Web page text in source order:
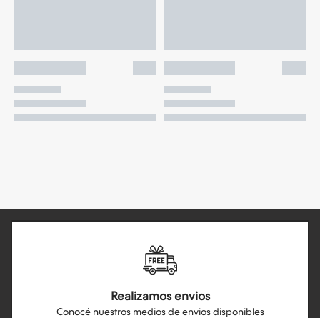
Realizamos envios
Conocé nuestros medios de envios disponibles